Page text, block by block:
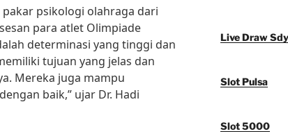
psikologi olahraga dari
para atlet Olimpiade
determinasi yang tinggi dan
tujuan yang jelas dan
Mereka juga mampu
baik,” ujar Dr. Hadi
Live Draw Sdy
Slot Pulsa
Slot 5000